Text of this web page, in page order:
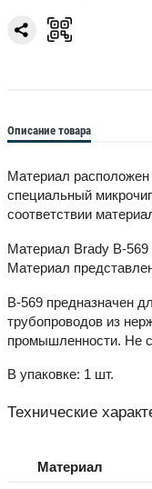
Описание товара
Материал расположен
специальный
соответствии
Материал Brady B-
Материал
B-569 предназначен
трубопроводов из
промышленности. Не
В упаковке: 1 шт.
Технические
Материал